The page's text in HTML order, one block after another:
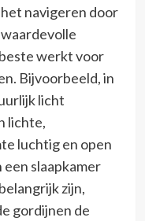
navigeren door
werkt voor
Bijvoorbeeld, in
licht
lichte,
luchtig en open
een slaapkamer
zijn,
gordijnen de